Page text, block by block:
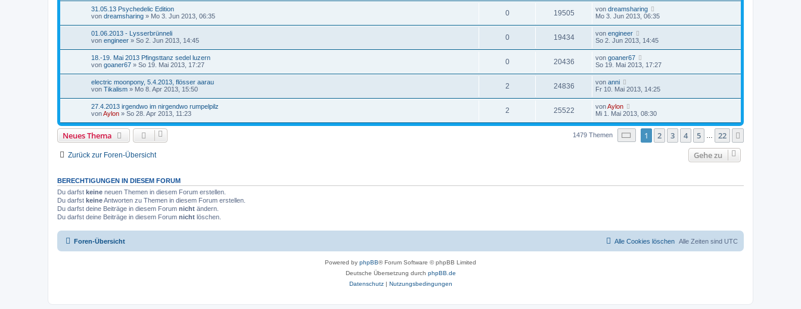
31.05.13 Psychedelic Edition
von dreamsharing » Mo 3. Jun 2013, 06:35 0 19505 von dreamsharing
Mo 3. Jun 2013, 06:35
01.06.2013 - Lysserbrünneli
von engineer » So 2. Jun 2013, 14:45 0 19434 von engineer
So 2. Jun 2013, 14:45
18.-19. Mai 2013 Pfingsttanz sedel luzern
von goaner67 » So 19. Mai 2013, 17:27 0 20436 von goaner67
So 19. Mai 2013, 17:27
electric moonpony, 5.4.2013, flösser aarau
von Tikalism » Mo 8. Apr 2013, 15:50 2 24836 von anni
Fr 10. Mai 2013, 14:25
27.4.2013 irgendwo im nirgendwo rumpelpilz
vonAylon » So 28. Apr 2013, 11:23 2 25522 vonAylon
Mi 1. Mai 2013, 08:30
Neues Thema 1479 Themen Seite von22
1 2 3 4 5 22
Zurück zur Foren-Übersicht Gehe zu
BERECHTIGUNGEN IN DIESEM FORUM
Du darfst keine neuen Themen in diesem Forum erstellen.
Du darfst keineAntworten zu Themen in diesem Forum erstellen.
Du darfst deine Beiträge in diesem Forum nicht ändern.
Du darfst deine Beiträge in diesem Forum nicht löschen.
Foren-Übersicht Alle Zeiten sind UTC
Alle Cookies löschen
Powered by phpBB® Forum Software © phpBB Limited
Deutsche Übersetzung durch phpBB.de
Datenschutz | Nutzungsbedingungen